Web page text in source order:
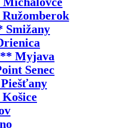
Smižany
Myjava
Senec